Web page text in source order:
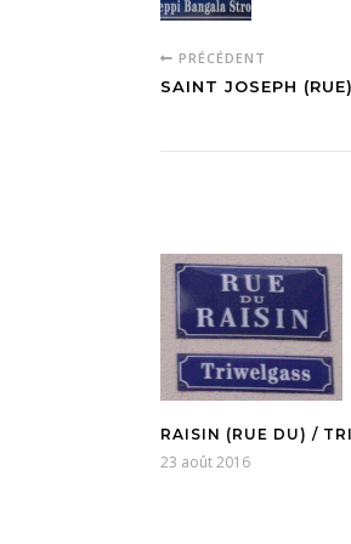
PRÉCÉDENT
SAINT JOSEPH
RAISIN (RUE DU) /
23 août 2016